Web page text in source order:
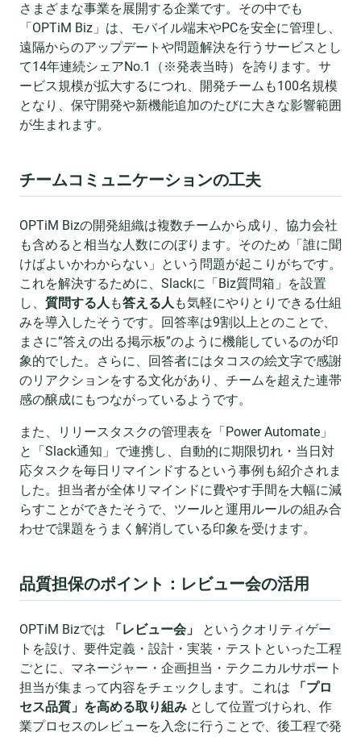
さまざまな事業を展開する企業です。その中でも
「OPTiM Biz」は、モバイル端末やPCを安全に管理し、
遠隔からのアップデートや問題解決を行うサービスとし
て14年連続シェアNo.1（※発表当時）を誇ります。サ
ービス規模が拡大するにつれ、開発チームも100名規模
となり、保守開発や新機能追加のたびに大きな影響範囲
が生まれます。
チームコミュニケーションの工夫
OPTiM Bizの開発組織は複数チームから成り、協力会社
も含めると相当な人数にのぼります。そのため「誰に聞
けばよいかわからない」という問題が起こりがちです。
これを解決するために、Slackに「Biz質問箱」を設置
し、 質問する人 も答える人 も気軽にやりとりできる仕組
みを導入したそうです。回答率は9割以上とのことで、
まさに“答えの出る掲示板”のように機能しているのが印
象的でした。さらに、回答者にはタコスの絵文字で感謝
のリアクションをする文化があり、チームを超えた連帯
感の醸成にもつながっているようです。
また、リリースタスクの管理表を「Power Automate」
と「Slack通知」で連携し、自動的に期限切れ・当日対
応タスクを毎日リマインドするという事例も紹介されま
した。担当者が全体リマインドに費やす手間を大幅に減
らすことができたそうで、ツールと運用ルールの組み合
わせで課題をうまく解消している印象を受けます。
品質担保のポイント：レビュー会の活用
OPTiM Bizでは 「レビュー会」
というクオリティゲー
トを設け、要件定義・設計・実装・テストといった工程
ごとに、マネージャー・企画担当・テクニカルサポート
担当が集まって内容をチェックします。これは
「プロ
セス品質」を高める取り組み として位置づけられ、作
業プロセスのレビューを入念に行うことで、後工程で発